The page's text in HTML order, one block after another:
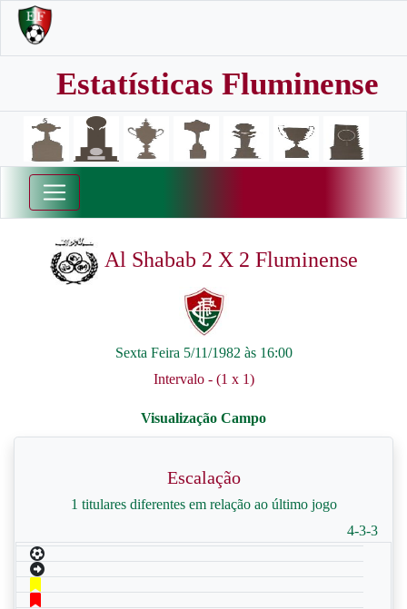
Estatísticas Fluminense
Al Shabab 2 X 2 Fluminense
Sexta Feira 5/11/1982 às 16:00
Intervalo - (1 x 1)
Escalação
1 titulares diferentes em relação ao último jogo
4-3-3